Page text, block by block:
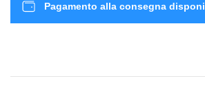
Pagamento alla consegna